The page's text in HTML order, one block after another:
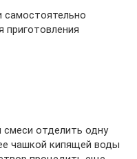
самостоятельно
приготовления
отделить одну
чашкой кипящей воды